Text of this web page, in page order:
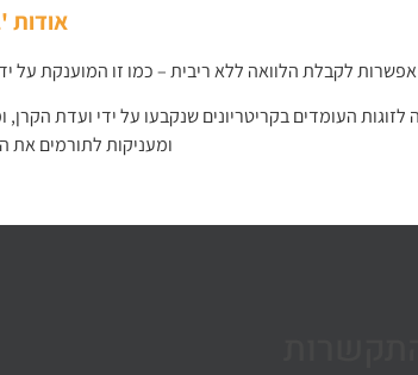
אודות
לקבלת הלוואה ללא ריבית – כמו זו המוענקת על
העומדים בקריטריונים שנקבעו על ידי ועדת הקרן,
ומעניקות לתורמים את